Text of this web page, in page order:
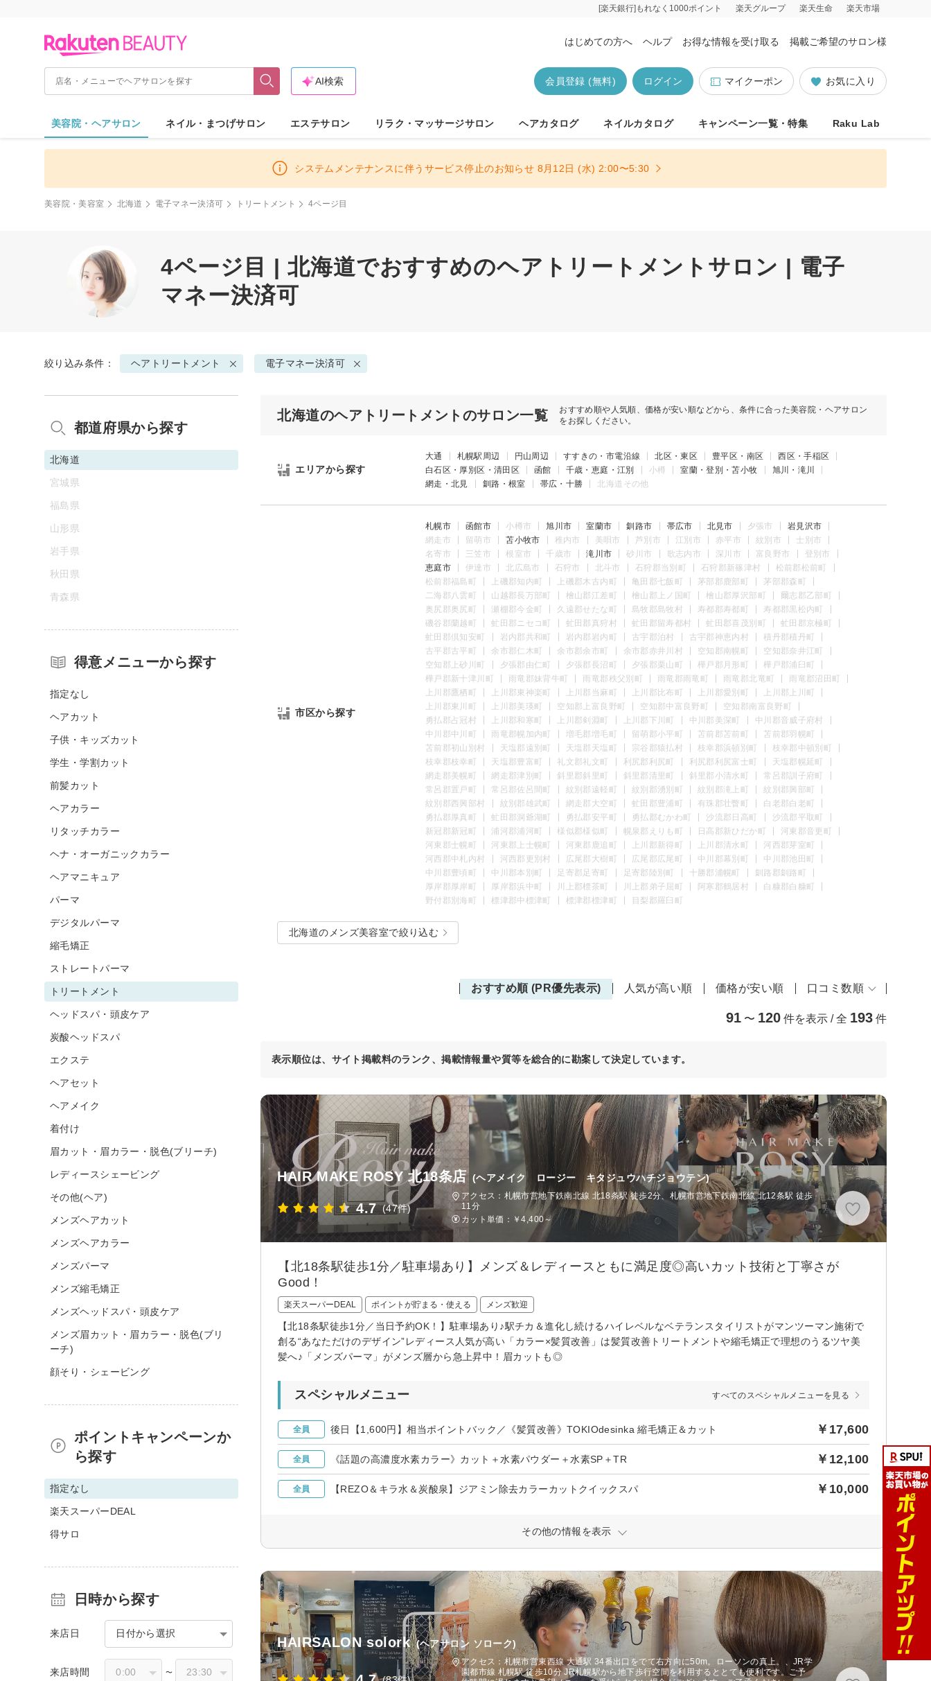
[楽天銀行]もれなく1000ポイント 楽天グループ 楽天生命 楽天市場
はじめての方へ ヘルプ お得な情報を受け取る 掲載ご希望のサロン様
お気に入り
マイクーポン
ログイン
会員登録 (無料)
AI検索
美容院・ヘアサロン ネイル・まつげサロン エステサロン リラク・マッサージサロン ヘアカタログ ネイルカタログ キャンペーン一覧・特集 Raku Lab
システムメンテナンスに伴うサービス停止のお知らせ 8月12日 (水) 2:00〜5:30
美容院・美容室 北海道 電子マネー決済可 トリートメント 4ページ目
4ページ目 | 北海道でおすすめのヘアトリートメントサロン | 電子
マネー決済可
絞り込み条件： ヘアトリートメント 電子マネー決済可
北海道のヘアトリートメントのサロン一覧
おすすめ順や人気順、価格が安い順などから、条件に合った美容院・ヘアサロン
をお探しください。
エリアから探す
大通 札幌駅周辺 円山周辺 すすきの・市電沿線 北区・東区 豊平区・南区
西区・手稲区
白石区・厚別区・清田区
函館 千歳・恵庭・江別 小樽 室蘭・登別・苫小牧
旭川・滝川
網走・北見
釧路・根室 帯広・十勝 北海道その他
市区から探す
札幌市 函館市 小樽市 旭川市 室蘭市 釧路市 帯広市 北見市 夕張市
岩見沢市
網走市
留萌市 苫小牧市 稚内市 美唄市 芦別市 江別市 赤平市 紋別市
士別市
名寄市
三笠市 根室市 千歳市 滝川市 砂川市 歌志内市 深川市 富良野市
登別市
恵庭市
伊達市 北広島市 石狩市 北斗市 石狩郡当別町 石狩郡新篠津村
松前郡松前町
松前郡福島町
上磯郡知内町 上磯郡木古内町 亀田郡七飯町 茅部郡鹿部町
茅部郡森町
二海郡八雲町
山越郡長万部町 檜山郡江差町 檜山郡上ノ国町 檜山郡厚沢部町
爾志郡乙部町
奥尻郡奥尻町
瀬棚郡今金町 久遠郡せたな町 島牧郡島牧村 寿都郡寿都町
寿都郡黒松内町
磯谷郡蘭越町
虻田郡ニセコ町 虻田郡真狩村 虻田郡留寿都村 虻田郡喜茂別町
虻田郡京極町
虻田郡倶知安町
岩内郡共和町 岩内郡岩内町 古宇郡泊村 古宇郡神恵内村
積丹郡積丹町
古平郡古平町
余市郡仁木町 余市郡余市町 余市郡赤井川村 空知郡南幌町
空知郡奈井江町
空知郡上砂川町
夕張郡由仁町 夕張郡長沼町 夕張郡栗山町 樺戸郡月形町
樺戸郡浦臼町
樺戸郡新十津川町
雨竜郡妹背牛町 雨竜郡秩父別町 雨竜郡雨竜町 雨竜郡北竜町
雨竜郡沼田町
上川郡鷹栖町
上川郡東神楽町 上川郡当麻町 上川郡比布町 上川郡愛別町
上川郡上川町
上川郡東川町
上川郡美瑛町 空知郡上富良野町 空知郡中富良野町
空知郡南富良野町
勇払郡占冠村
上川郡和寒町 上川郡剣淵町 上川郡下川町 中川郡美深町
中川郡音威子府村
中川郡中川町
雨竜郡幌加内町 増毛郡増毛町 留萌郡小平町 苫前郡苫前町
苫前郡羽幌町
苫前郡初山別村
天塩郡遠別町 天塩郡天塩町 宗谷郡猿払村 枝幸郡浜頓別町
枝幸郡中頓別町
枝幸郡枝幸町
天塩郡豊富町 礼文郡礼文町 利尻郡利尻町 利尻郡利尻富士町
天塩郡幌延町
網走郡美幌町
網走郡津別町 斜里郡斜里町 斜里郡清里町 斜里郡小清水町
常呂郡訓子府町
常呂郡置戸町
常呂郡佐呂間町 紋別郡遠軽町 紋別郡湧別町 紋別郡滝上町
紋別郡興部町
紋別郡西興部村
紋別郡雄武町 網走郡大空町 虻田郡豊浦町 有珠郡壮瞥町
白老郡白老町
勇払郡厚真町
虻田郡洞爺湖町 勇払郡安平町 勇払郡むかわ町 沙流郡日高町
沙流郡平取町
新冠郡新冠町
浦河郡浦河町 様似郡様似町 幌泉郡えりも町 日高郡新ひだか町
河東郡音更町
河東郡士幌町
河東郡上士幌町 河東郡鹿追町 上川郡新得町 上川郡清水町
河西郡芽室町
河西郡中札内村
河西郡更別村 広尾郡大樹町 広尾郡広尾町 中川郡幕別町
中川郡池田町
中川郡豊頃町
中川郡本別町 足寄郡足寄町 足寄郡陸別町 十勝郡浦幌町
釧路郡釧路町
厚岸郡厚岸町
厚岸郡浜中町 川上郡標茶町 川上郡弟子屈町 阿寒郡鶴居村
白糠郡白糠町
野付郡別海町
標津郡中標津町 標津郡標津町 目梨郡羅臼町
北海道のメンズ美容室で絞り込む
おすすめ順 (PR優先表示) 人気が高い順 価格が安い順 口コミ数順
91 〜 120 件を表示 / 全 193 件
表示順位は、サイト掲載料のランク、掲載情報量や質等を総合的に勘案して決定しています。
HAIR MAKE ROSY 北18条店 (ヘアメイク ロージー キタジュウハチジョウテン)
4.7 (47件)
アクセス：札幌市営地下鉄南北線 北18条駅 徒歩2分、札幌市営地下鉄南北線 北12条駅 徒歩
11分
カット単価： ￥4,400～
【北18条駅徒歩1分／駐車場あり】メンズ＆レディースともに満足度◎高いカット技術と丁寧さが
Good！
楽天スーパーDEAL ポイントが貯まる・使える メンズ歓迎
【北18条駅徒歩1分／当日予約OK！】駐車場あり♪駅チカ＆進化し続けるハイレベルなベテランスタイリストがマンツーマン施術で
創る“あなただけのデザイン”レディース人気が高い「カラー×髪質改善」は髪質改善トリートメントや縮毛矯正で理想のうるツヤ美
髪へ♪「メンズパーマ」がメンズ層から急上昇中！眉カットも◎
スペシャルメニュー すべてのスペシャルメニューを見る
全員 後日【1,600円】相当ポイントバック／《髪質改善》TOKIOdesinka 縮毛矯正＆カット ￥17,600
全員 《話題の高濃度水素カラー》カット＋水素パウダー＋水素SP＋TR ￥12,100
全員 【REZO＆キラ水＆炭酸泉】ジアミン除去カラーカットクイックスパ ￥10,000
その他の情報を表示
HAIRSALON solork (ヘアサロン ソローク)
アクセス：札幌市営東西線 大通駅 34番出口をでて右方向に50m。ローソンの真上。、JR学
園都市線 札幌駅 徒歩10分 JR札幌駅から地下歩行空間を利用するととても便利です。ご予
都道府県から探す
北海道
宮城県
福島県
山形県
岩手県
秋田県
青森県
得意メニューから探す
指定なし
ヘアカット
子供・キッズカット
学生・学割カット
前髪カット
ヘアカラー
リタッチカラー
ヘナ・オーガニックカラー
ヘアマニキュア
パーマ
デジタルパーマ
縮毛矯正
ストレートパーマ
トリートメント
ヘッドスパ・頭皮ケア
炭酸ヘッドスパ
エクステ
ヘアセット
ヘアメイク
着付け
眉カット・眉カラー・脱色(ブリーチ)
レディースシェービング
その他(ヘア)
メンズヘアカット
メンズヘアカラー
メンズパーマ
メンズ縮毛矯正
メンズヘッドスパ・頭皮ケア
メンズ眉カット・眉カラー・脱色(ブリ
ーチ)
顔そり・シェービング
ポイントキャンペーンか
ら探す
指定なし
楽天スーパーDEAL
得サロ
日時から探す
来店日 日付から選択
来店時間 〜